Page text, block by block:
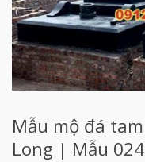
Mẫu mộ đá
Long | Mẫu 024